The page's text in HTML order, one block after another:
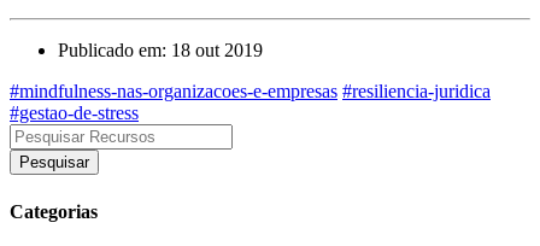
Publicado em: 18 out 2019
#mindfulness-nas-organizacoes-e-empresas #resiliencia-juridica
#gestao-de-stress
Pesquisar
Categorias